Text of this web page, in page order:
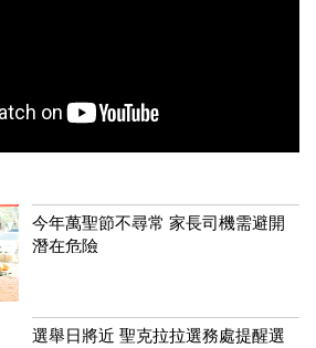
今年萬聖節不尋常 家長司機需避開
潛在危險
選舉日將近 聖克拉拉選務處提醒選